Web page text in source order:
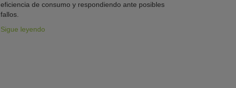
eficiencia de consumo y respondiendo ante posibles
fallos.
Sigue leyendo